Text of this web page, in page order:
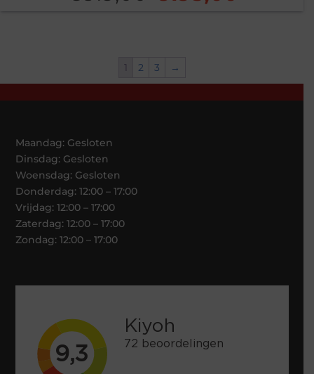
was:
€319,00.
1 2 3 →
Maandag: Gesloten
Dinsdag: Gesloten
Woensdag: Gesloten
Donderdag: 12:00 – 17:00
Vrijdag: 12:00 – 17:00
Zaterdag: 12:00 – 17:00
Zondag: 12:00 – 17:00